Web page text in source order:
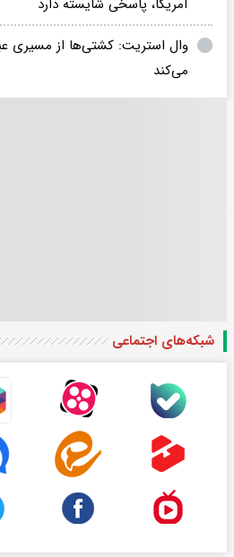
آمریکا، پاسخی شایسته دارد
وال استریت: کشتی‌ها از مسیری
می‌کند
شبکه‌های اجتماعی